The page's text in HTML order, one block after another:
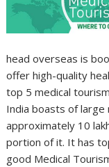
head overseas is
offer high-quality
top 5 medical
India boasts of
approximately 10
portion of it. It has
good Medical